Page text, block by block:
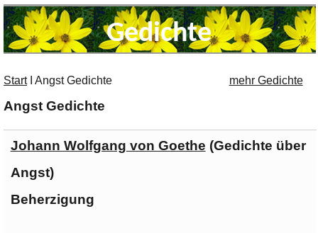
Gedichte
StartI Angst Gedichte mehr Gedichte
Angst Gedichte
Johann Wolfgang von Goethe (Gedichte über
Angst)
Beherzigung